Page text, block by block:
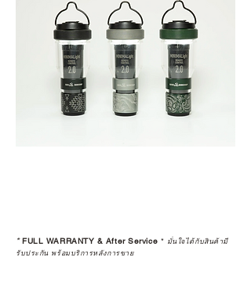
*FULL WARRANTY & After Service * มั่นใจได้กับสินค้ามี
รับประกัน พร้อมบริการหลังการขาย